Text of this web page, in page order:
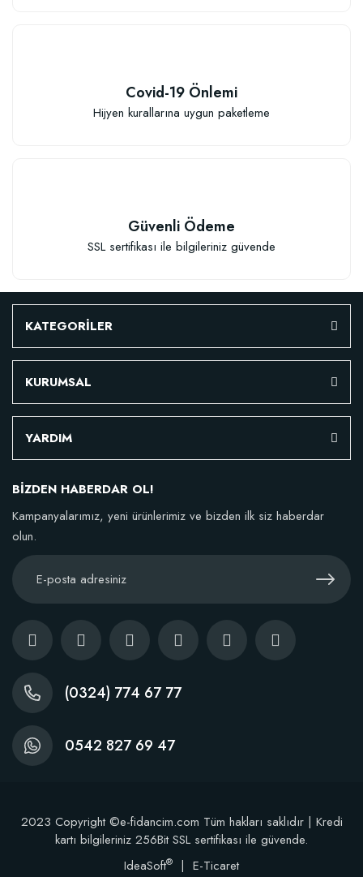
Covid-19 Önlemi
Hijyen kurallarına uygun paketleme
Güvenli Ödeme
SSL sertifikası ile bilgileriniz güvende
KATEGORİLER
KURUMSAL
YARDIM
BİZDEN HABERDAR OL!
Kampanyalarımız, yeni ürünlerimiz ve bizden ilk siz haberdar
olun.
(0324) 774 67 77
0542 827 69 47
2023 Copyright ©e-fidancim.com Tüm hakları saklıdır | Kredi
kartı bilgileriniz 256Bit SSL sertifikası ile güvende.
IdeaSoft® | E-Ticaret